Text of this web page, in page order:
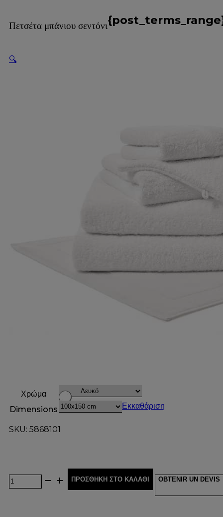
Πετσέτα μπάνιου σεντόνι
🔍
Χρώμα
Dimensions
Εκκαθάριση
SKU: 5868101
ΠΡΟΣΘΉΚΗ ΣΤΟ ΚΑΛΆΘΙ OBTENIR UN DEVIS